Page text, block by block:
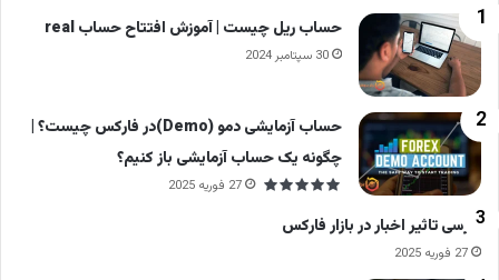
دسترسی سریع به قیمت‌ها
نقدشوندگی بالا
عدم نیاز به مراجعه حضوری
مدیریت آسان دارایی
این ویژگی‌ها باعث شده خرید آنلاین طلا برای بسیاری
از افراد به گزینه‌ای مناسب جهت حفظ ارزش سرمایه
حساب ریل چیست | آموزش افتتاح حساب real
30 سپتامبر 2024
حساب آزمایشی دمو (Demo)در فارکس چیست؟ |
چگونه یک حساب آزمایشی باز کنیم؟
27 فوریه 2025
بررسی تاثیر اخبار در بازار فارکس
27 فوریه 2025